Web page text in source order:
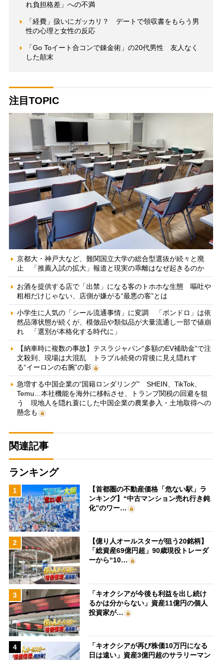
れ負担格差」への不満
「経費」扱いにガッカリ？ デートで領収書をもらう男
性の心理と女性の反応
「Go Toイート合コンで錬金術」の20代男性 友人なく
した顛末
注目TOPIC
京都大・神戸大など、難関国立大学の総合型選抜が続々と廃
止 「推薦入試の拡大」報道と現実の乖離はなぜ起きるのか
お酒を提供する店で「出禁」になる客のトホホな生態 嘔吐や
粗相だけじゃない、店側が嫌がる“最悪の客”とは
小学生に人気の「シール流通事情」に変調 「ボンドロ」は依
然品薄状態が続くが、模倣品や類似品が大量流通し一部で値崩
れ 「選別が本格化する時代に」
【納車時に複数の事故】テスラジャパン“多額のEV補助金”で注
文殺到、現場は大混乱 トラブル続発の背後に見え隠れす
る“イーロンの右腕”の影
急増する中国企業の“国籍ロンダリング” SHEIN、TikTok、
Temu…本社機能を海外に移転させ、トランプ関税の回避を狙
う 現地人を隠れ蓑にした中国企業の農業参入・土地取得への
懸念も
関連記事
ランキング
1
【首都圏の不動産価格「危ない駅」ラ
ンキング】“中古マンション売れ行き鈍
化”のワー…
2
【億り人オールスターが狙う20銘柄】
「総資産69億円超」90歳現役トレーダ
ーから“10…
3
「キオクシアが今後も利益を出し続け
るかは分からない」資産11億円の個人
投資家が…
4
「キオクシアが再び株価10万円になる
日は遠い」資産3億円超のサラリーマン